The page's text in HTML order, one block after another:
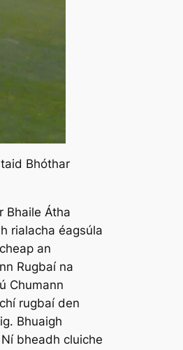
Bhóthar
Bhaile Átha
rialacha éagsúla
an
Rugbaí na
Chumann
rugbaí den
Bhuaigh
bheadh cluiche